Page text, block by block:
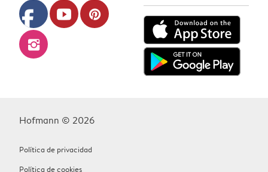
facebook youtube pinterest
instagram
Hofmann © 2026
Política de privacidad
Política de cookies